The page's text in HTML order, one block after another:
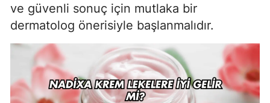
ve güvenli sonuç için mutlaka bir
dermatolog önerisiyle başlanmalıdır.